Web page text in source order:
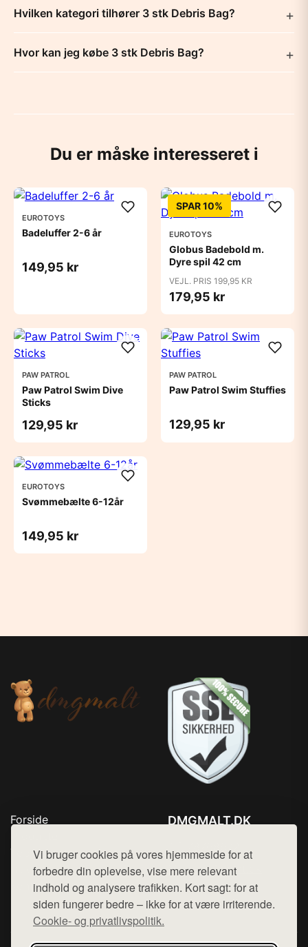
Vi bruger cookies på vores hjemmeside for at
forbedre din oplevelse, vise mere relevant
indhold og analysere trafikken. Kort sagt: for at
siden fungerer bedre – ikke for at være irriterende.
Cookie- og privatlivspolitik.
Hvilken kategori tilhører 3 stk Debris Bag?
Hvor kan jeg købe 3 stk Debris Bag?
Du er måske interesseret i
EUROTOYS
Badeluffer 2-6 år
149,95 kr
SPAR 10%
EUROTOYS
Globus Badebold m.
Dyre spil 42 cm
VEJL. PRIS 199,95 KR
179,95 kr
PAW PATROL
Paw Patrol Swim Dive
Sticks
129,95 kr
PAW PATROL
Paw Patrol Swim Stuffies
129,95 kr
EUROTOYS
Svømmebælte 6-12år
149,95 kr
Forside
Top Rabatter
Blog
Kontakt
DMGMALT.DK
Mail: hej@want.dk
Cookie- og privatlivspolitik